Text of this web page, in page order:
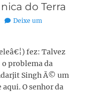
do Terra
Deixe um
fez: Talvez
problema da
Singh Ã© um
O senhor da